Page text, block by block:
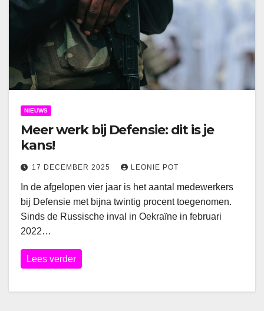
NIEUWS
Meer werk bij Defensie: dit is je
kans!
17 DECEMBER 2025 LEONIE POT
In de afgelopen vier jaar is het aantal medewerkers
bij Defensie met bijna twintig procent toegenomen.
Sinds de Russische inval in Oekraïne in februari
2022…
Lees verder